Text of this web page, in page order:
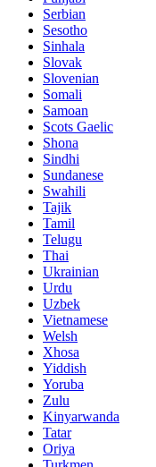
Serbian
Sesotho
Sinhala
Slovak
Slovenian
Somali
Samoan
Scots Gaelic
Shona
Sindhi
Sundanese
Swahili
Tajik
Tamil
Telugu
Thai
Ukrainian
Urdu
Uzbek
Vietnamese
Welsh
Xhosa
Yiddish
Yoruba
Zulu
Kinyarwanda
Tatar
Oriya